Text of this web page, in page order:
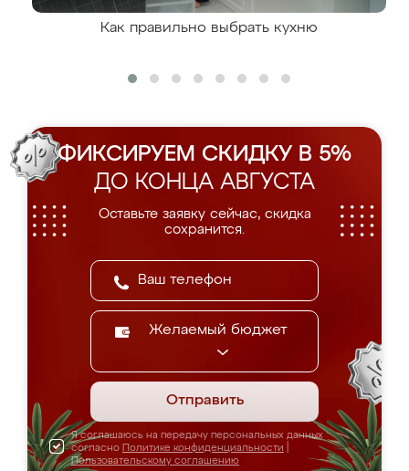
Как правильно выбрать кухню
ФИКСИРУЕМ СКИДКУ В 5%
ДО КОНЦА АВГУСТА
Оставьте заявку сейчас, скидка
сохранится.
Желаемый бюджет
Отправить
Я соглашаюсь на передачу персональных данных
согласно Политике конфиденциальности
Пользовательскому соглашению